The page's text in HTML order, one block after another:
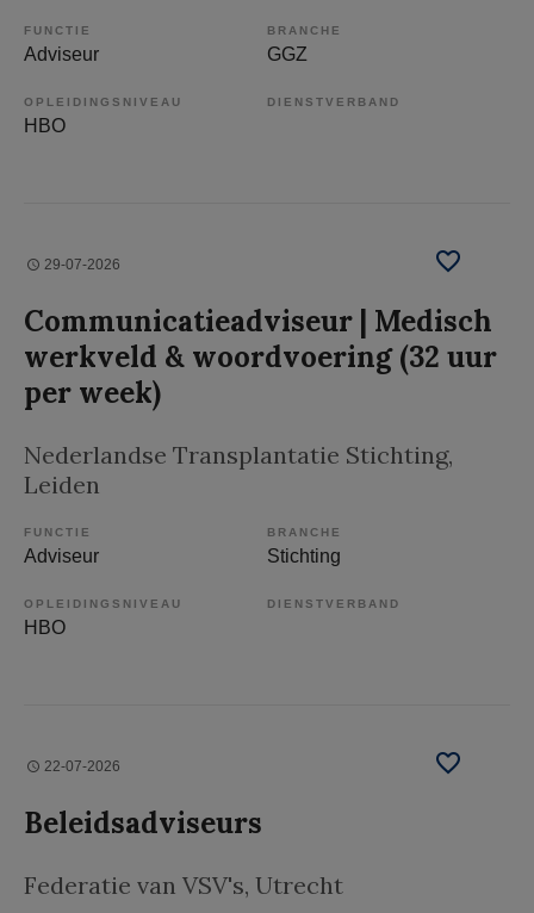
FUNCTIE
Adviseur
BRANCHE
GGZ
OPLEIDINGSNIVEAU
HBO
DIENSTVERBAND
29-07-2026
Communicatieadviseur | Medisch
werkveld & woordvoering (32 uur
per week)
Nederlandse Transplantatie Stichting,
Leiden
FUNCTIE
Adviseur
BRANCHE
Stichting
OPLEIDINGSNIVEAU
HBO
DIENSTVERBAND
22-07-2026
Beleidsadviseurs
Federatie van VSV's, Utrecht